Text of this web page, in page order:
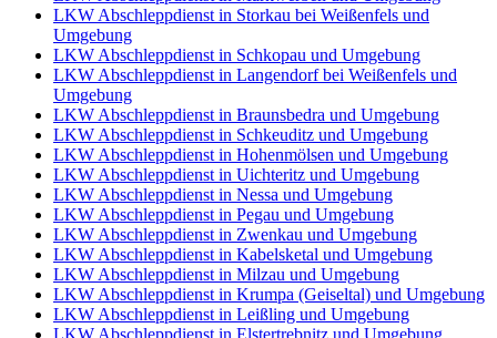
LKW Abschleppdienst in Storkau bei Weißenfels und
Umgebung
LKW Abschleppdienst in Schkopau und Umgebung
LKW Abschleppdienst in Langendorf bei Weißenfels und
Umgebung
LKW Abschleppdienst in Braunsbedra und Umgebung
LKW Abschleppdienst in Schkeuditz und Umgebung
LKW Abschleppdienst in Hohenmölsen und Umgebung
LKW Abschleppdienst in Uichteritz und Umgebung
LKW Abschleppdienst in Nessa und Umgebung
LKW Abschleppdienst in Pegau und Umgebung
LKW Abschleppdienst in Zwenkau und Umgebung
LKW Abschleppdienst in Kabelsketal und Umgebung
LKW Abschleppdienst in Milzau und Umgebung
LKW Abschleppdienst in Krumpa (Geiseltal) und Umgebung
LKW Abschleppdienst in Leißling und Umgebung
LKW Abschleppdienst in Elstertrebnitz und Umgebung